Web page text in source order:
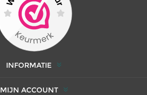
INFORMATIE
MIJN ACCOUNT